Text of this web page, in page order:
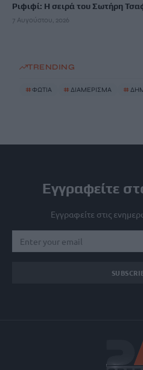
Ριφιφί: Η σειρά του Σωτήρη
7 Αυγούστου, 2026
TRENDING
#ΦΩΤΙΑ # ΔΙΑΜΕΡΙΣΜΑ #
Εγγραφείτε
Εγγραφείτε στις